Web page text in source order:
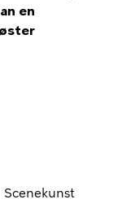
en
Scenekunst